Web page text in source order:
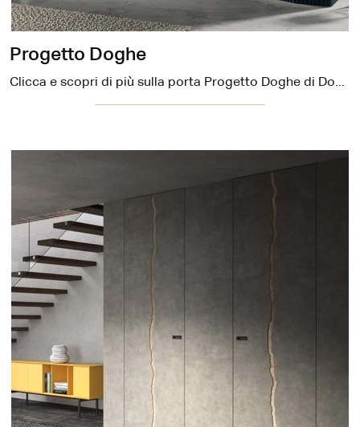
Progetto Doghe
Clicca e scopri di più sulla porta Progetto Doghe di DoorArreda in laccato: le più esclusive porte interne a filo muro ti attendono.